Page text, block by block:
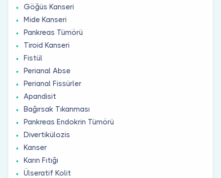
Göğüs Kanseri
Mide Kanseri
Pankreas Tümörü
Tiroid Kanseri
Fistül
Perianal Abse
Perianal Fissürler
Apandisit
Bağırsak Tıkanması
Pankreas Endokrin Tümörü
Divertikülozis
Kanser
Karın Fıtığı
Ülseratif Kolit